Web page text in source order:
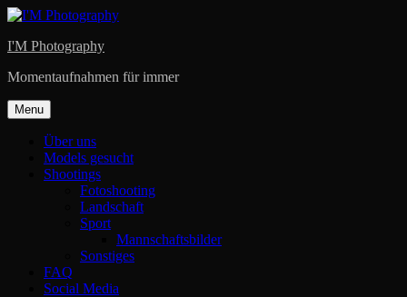
Skip
content
I'M Photography
Momentaufnahmen für immer
Menu
Über uns
Models gesucht
Shootings
Fotoshooting
Landschaft
Sport
Mannschaftsbilder
Sonstiges
FAQ
Social Media